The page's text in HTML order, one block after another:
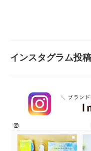
インスタグラム投稿